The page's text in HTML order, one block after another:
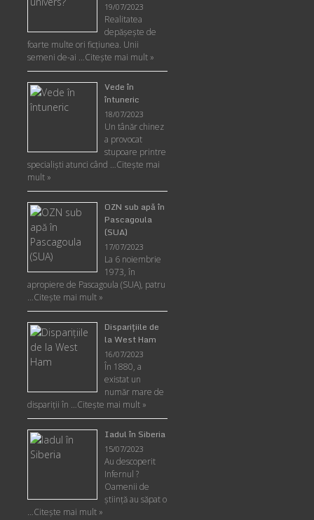
19/07/2023
Realitatea
depăşeşte de
foarte multe ori ficţiunea. Unii
semeni de-ai …Citește mai mult »
Vede în
întuneric
18/07/2023
Un tânăr chinez
a provocat
stupoare printre
specialişti atunci când …Citește mai
mult »
OZN sub apă în
Pascagoula
(SUA)
17/07/2023
La 6 noiembrie
1973, în
apropiere de Pascagoula (SUA), patru
…Citește mai mult »
Disparițiile de
la West Ham
16/07/2023
În 1880, a
existat un
număr mare de
dispariții în …Citește mai mult »
Iadul în Siberia
15/07/2023
Au descoperit
Infernul ?
Oamenii de
ştiinţă au săpat o
…Citește mai mult »